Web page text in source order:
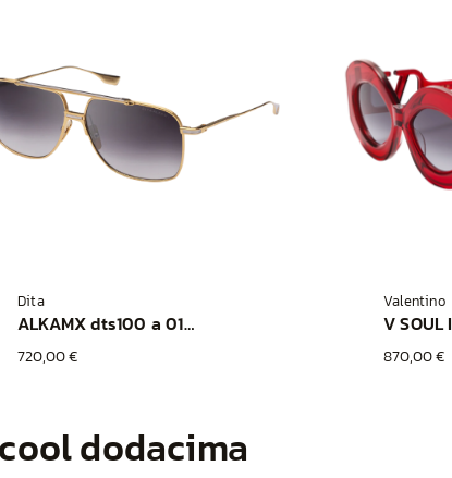
Dita
ALKAMX dts100 a 01 gld slv
720,00 €
Valentino
870,00 €
dodacima